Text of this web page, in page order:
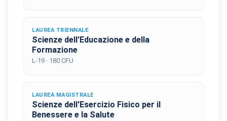
LAUREA TRIENNALE
Scienze dell'Educazione e della
Formazione
L-19 · 180 CFU
LAUREA MAGISTRALE
Scienze dell'Esercizio Fisico per il
Benessere e la Salute